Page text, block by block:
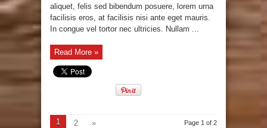
aliquet, felis sed bibendum posuere, lorem urna
facilisis eros, at facilisis nisi ante eget mauris.
In congue vel tortor nec ultricies. Nullam ...
Read More »
Page 1 of 2
1 2 »